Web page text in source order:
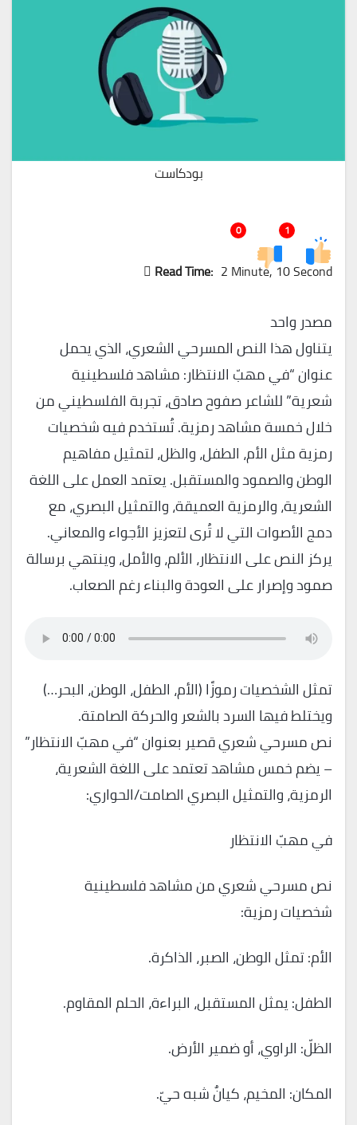
بودكاست
1
0
Read Time: 2 Minute, 10 Second
مصدر واحد
يتناول هذا النص المسرحي الشعري، الذي يحمل
عنوان “في مهبّ الانتظار: مشاهد فلسطينية
شعرية” للشاعر صفوح صادق، تجربة الفلسطيني من
خلال خمسة مشاهد رمزية. تُستخدم فيه شخصيات
رمزية مثل الأم، الطفل، والظل، لتمثيل مفاهيم
الوطن والصمود والمستقبل. يعتمد العمل على اللغة
الشعرية، والرمزية العميقة، والتمثيل البصري، مع
دمج الأصوات التي لا تُرى لتعزيز الأجواء والمعاني.
يركز النص على الانتظار، الألم، والأمل، وينتهي برسالة
صمود وإصرار على العودة والبناء رغم الصعاب.
تمثل الشخصيات رموزًا (الأم، الطفل، الوطن، البحر…)
ويختلط فيها السرد بالشعر والحركة الصامتة.
نص مسرحي شعري قصير بعنوان “في مهبّ الانتظار”
– يضم خمس مشاهد تعتمد على اللغة الشعرية،
الرمزية، والتمثيل البصري الصامت/الحواري:
في مهبّ الانتظار
نص مسرحي شعري من مشاهد فلسطينية
شخصيات رمزية:
الأم: تمثل الوطن، الصبر، الذاكرة.
الطفل: يمثل المستقبل، البراءة، الحلم المقاوم.
الظلّ: الراوي، أو ضمير الأرض.
المكان: المخيم، كيانٌ شبه حيّ.